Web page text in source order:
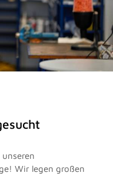
unseren
Wir legen großen